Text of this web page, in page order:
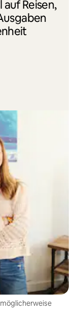
Reisen,